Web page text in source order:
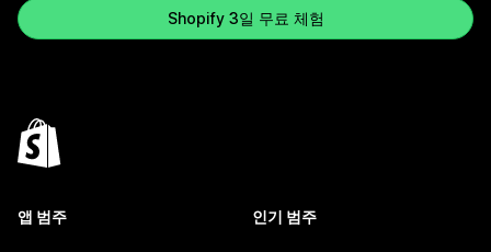
Shopify 3일 무료 체험
앱 범주 인기 범주